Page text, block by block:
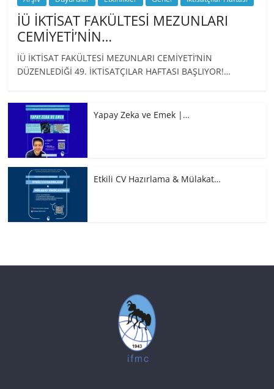
İÜ İKTİSAT FAKÜLTESİ MEZUNLARI
CEMİYETİ’NİN…
İÜ İKTİSAT FAKÜLTESİ MEZUNLARI CEMİYETİ’NİN
DÜZENLEDİĞİ 49. İKTİSATÇILAR HAFTASI BAŞLIYOR!…
Yapay Zeka ve Emek |…
Etkili CV Hazırlama & Mülakat…